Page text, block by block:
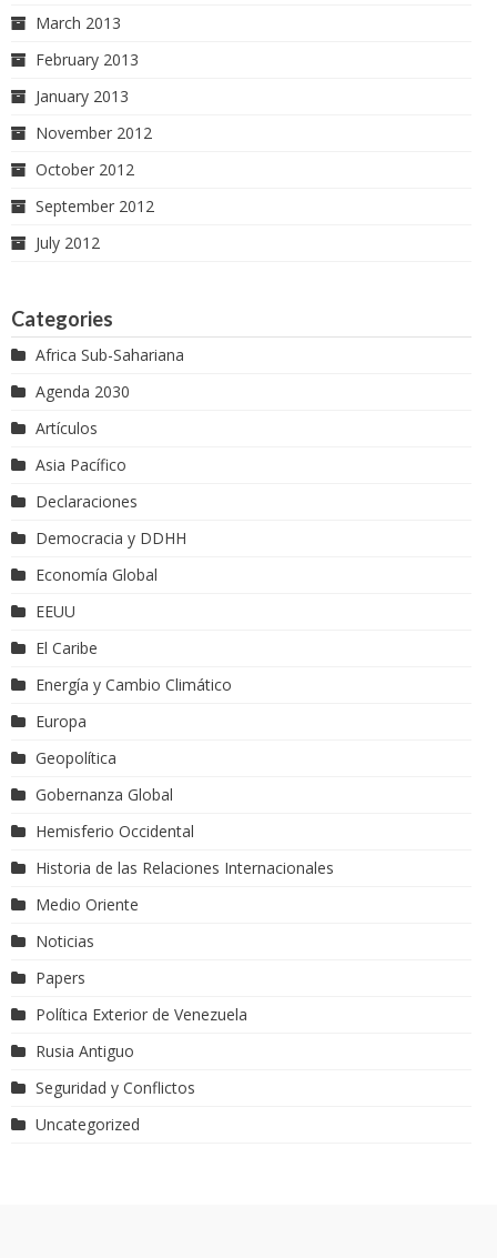
March 2013
February 2013
January 2013
November 2012
October 2012
September 2012
July 2012
Categories
Africa Sub-Sahariana
Agenda 2030
Artículos
Asia Pacífico
Declaraciones
Democracia y DDHH
Economía Global
EEUU
El Caribe
Energía y Cambio Climático
Europa
Geopolítica
Gobernanza Global
Hemisferio Occidental
Historia de las Relaciones Internacionales
Medio Oriente
Noticias
Papers
Política Exterior de Venezuela
Rusia Antiguo
Seguridad y Conflictos
Uncategorized